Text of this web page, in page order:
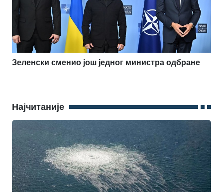
Зеленски сменио још једног министра одбране
Најчитаније